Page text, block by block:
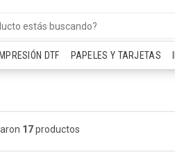
IMPRESIÓN DTF PAPELES Y TARJETAS
17productos